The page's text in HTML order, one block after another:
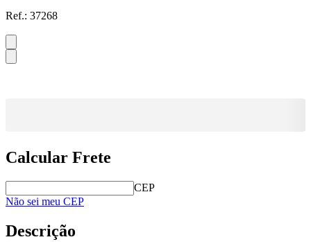
Ref.: 37268
Calcular Frete
CEP
Não sei meu CEP
Descrição